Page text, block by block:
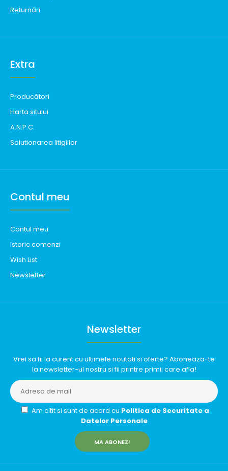
Returnări
Extra
Producători
Harta sitului
A.N.P.C.
Solutionarea litigiilor
Contul meu
Contul meu
Istoric comenzi
Wish List
Newsletter
Newsletter
Vrei sa fii la curent cu ultimele noutati si oferte? Aboneaza-te
la newsletter-ul nostru si fii printre primii care afla!
Am citit si sunt de acord cu Politica de Securitate a
Datelor Personale
MA ABONEZ!